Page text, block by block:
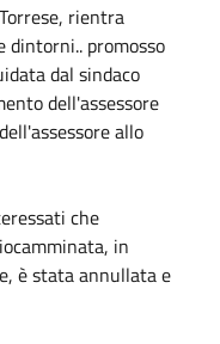
rientra
dintorni.. promosso
dal sindaco
dell'assessore
allo
che
in
è stata annullata e